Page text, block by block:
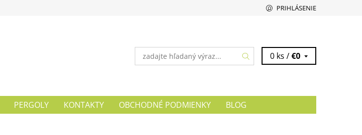
PRIHLÁSENIE
0 ks /€0
PERGOLY KONTAKTY OBCHODNÉ PODMIENKY
BLOG